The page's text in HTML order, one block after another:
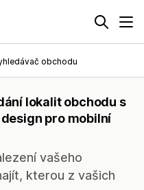
obchodu
lokalit obchodu s
pro mobilní
vašeho
kterou z vašich